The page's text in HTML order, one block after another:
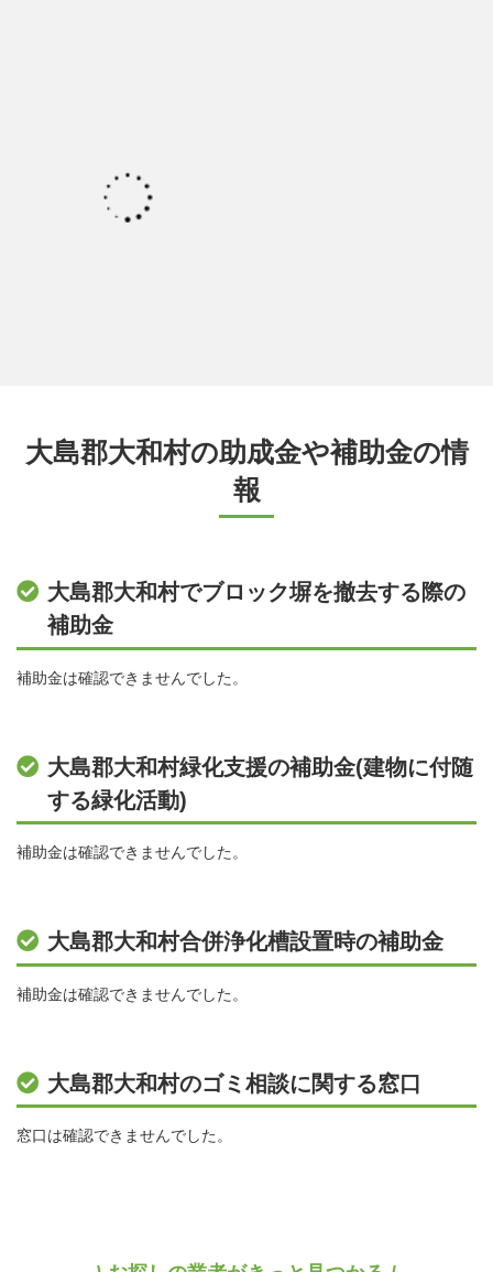
大島郡大和村の助成金や補助金の情
報
大島郡大和村でブロック塀を撤去する際の
補助金
補助金は確認できませんでした。
大島郡大和村緑化支援の補助金(建物に付随
する緑化活動)
補助金は確認できませんでした。
大島郡大和村合併浄化槽設置時の補助金
補助金は確認できませんでした。
大島郡大和村のゴミ相談に関する窓口
窓口は確認できませんでした。